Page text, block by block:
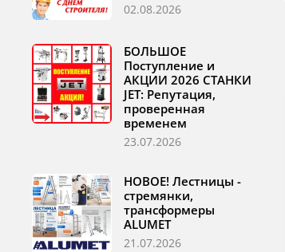
02.08.2026
БОЛЬШОЕ
Поступление и
АКЦИИ 2026 СТАНКИ
JET: Репутация,
проверенная
временем
23.07.2026
НОВОЕ! Лестницы -
стремянки,
трансформеры
ALUMET
21.07.2026